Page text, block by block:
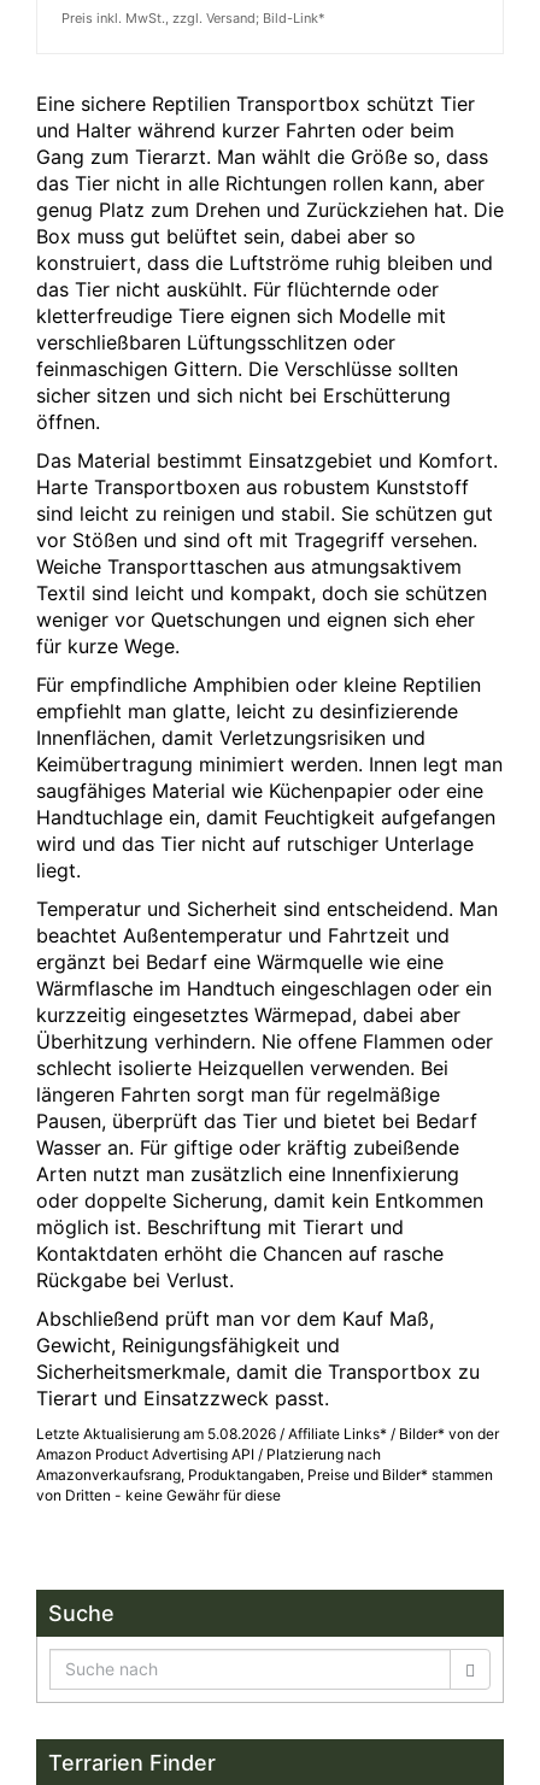
Preis inkl. MwSt., zzgl. Versand; Bild-Link*
Eine sichere Reptilien Transportbox schützt Tier
und Halter während kurzer Fahrten oder beim
Gang zum Tierarzt. Man wählt die Größe so, dass
das Tier nicht in alle Richtungen rollen kann, aber
genug Platz zum Drehen und Zurückziehen hat. Die
Box muss gut belüftet sein, dabei aber so
konstruiert, dass die Luftströme ruhig bleiben und
das Tier nicht auskühlt. Für flüchternde oder
kletterfreudige Tiere eignen sich Modelle mit
verschließbaren Lüftungsschlitzen oder
feinmaschigen Gittern. Die Verschlüsse sollten
sicher sitzen und sich nicht bei Erschütterung
öffnen.
Das Material bestimmt Einsatzgebiet und Komfort.
Harte Transportboxen aus robustem Kunststoff
sind leicht zu reinigen und stabil. Sie schützen gut
vor Stößen und sind oft mit Tragegriff versehen.
Weiche Transporttaschen aus atmungsaktivem
Textil sind leicht und kompakt, doch sie schützen
weniger vor Quetschungen und eignen sich eher
für kurze Wege.
Für empfindliche Amphibien oder kleine Reptilien
empfiehlt man glatte, leicht zu desinfizierende
Innenflächen, damit Verletzungsrisiken und
Keimübertragung minimiert werden. Innen legt man
saugfähiges Material wie Küchenpapier oder eine
Handtuchlage ein, damit Feuchtigkeit aufgefangen
wird und das Tier nicht auf rutschiger Unterlage
liegt.
Temperatur und Sicherheit sind entscheidend. Man
beachtet Außentemperatur und Fahrtzeit und
ergänzt bei Bedarf eine Wärmquelle wie eine
Wärmflasche im Handtuch eingeschlagen oder ein
kurzzeitig eingesetztes Wärmepad, dabei aber
Überhitzung verhindern. Nie offene Flammen oder
schlecht isolierte Heizquellen verwenden. Bei
längeren Fahrten sorgt man für regelmäßige
Pausen, überprüft das Tier und bietet bei Bedarf
Wasser an. Für giftige oder kräftig zubeißende
Arten nutzt man zusätzlich eine Innenfixierung
oder doppelte Sicherung, damit kein Entkommen
möglich ist. Beschriftung mit Tierart und
Kontaktdaten erhöht die Chancen auf rasche
Rückgabe bei Verlust.
Abschließend prüft man vor dem Kauf Maß,
Gewicht, Reinigungsfähigkeit und
Sicherheitsmerkmale, damit die Transportbox zu
Tierart und Einsatzzweck passt.
Letzte Aktualisierung am 5.08.2026 / Affiliate Links* / Bilder* von der
Amazon Product Advertising API / Platzierung nach
Amazonverkaufsrang, Produktangaben, Preise und Bilder* stammen
von Dritten - keine Gewähr für diese
Suche
Terrarien Finder